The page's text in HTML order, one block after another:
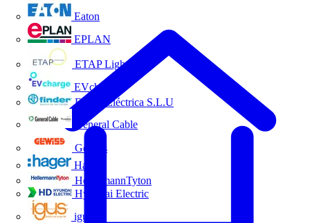
Eaton
EPLAN
ETAP Lighting
EVcharge
Finder Eléctrica S.L.U
General Cable
Gewiss
Hager
HellermannTyton
Hyundai Electric
igus